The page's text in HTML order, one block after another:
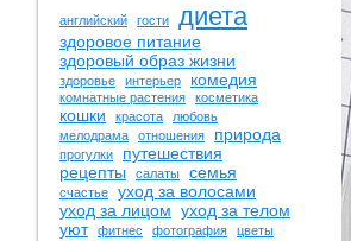
английский гости диета
здоровое питание
здоровый образ жизни
здоровье интерьер комедия
комнатные растения косметика
кошки красота
любовь
мелодрама
отношения природа
прогулки
путешествия
рецепты
салаты семья
счастье
уход за волосами
уход за лицом уход за телом
уют
фитнес фотография
цветы